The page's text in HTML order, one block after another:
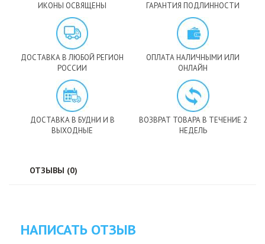
ИКОНЫ ОСВЯЩЕНЫ ГАРАНТИЯ ПОДЛИННОСТИ
ДОСТАВКА В ЛЮБОЙ РЕГИОН
РОССИИ
ОПЛАТА НАЛИЧНЫМИ ИЛИ
ОНЛАЙН
ДОСТАВКА В БУДНИ И В
ВЫХОДНЫЕ
ВОЗВРАТ ТОВАРА В ТЕЧЕНИЕ 2
НЕДЕЛЬ
ОТЗЫВЫ (0)
НАПИСАТЬ ОТЗЫВ